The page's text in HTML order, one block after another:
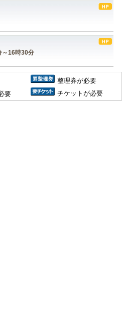
16時30分
整理券が必要
要 チケットが必要